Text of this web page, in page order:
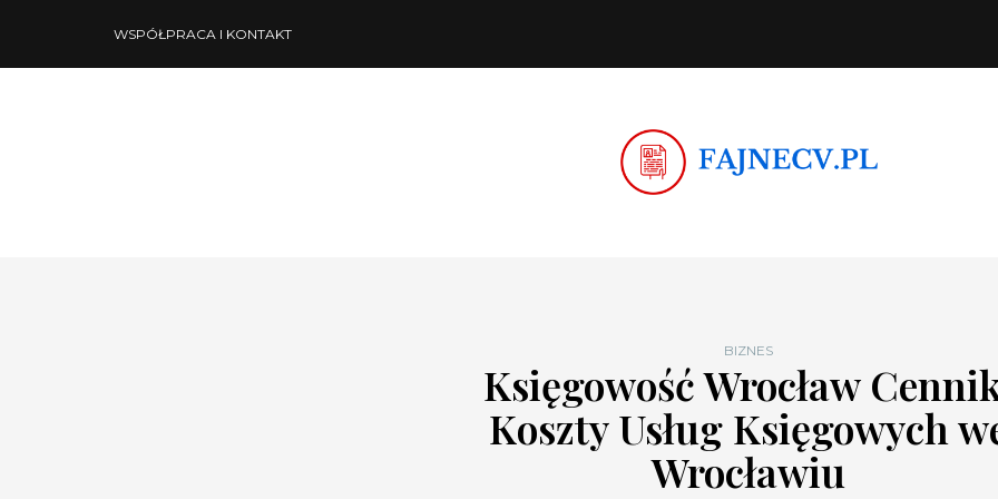
WSPÓŁPRACA I KONTAKT
BIZNES
Księgowość Wrocław
Koszty Usług Księgowych
Wrocławiu